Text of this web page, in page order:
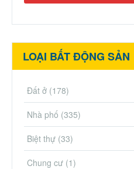
LOẠI BẤT ĐỘNG SẢN
Đất ở (178)
Nhà phố (335)
Biệt thự (33)
Chung cư (1)